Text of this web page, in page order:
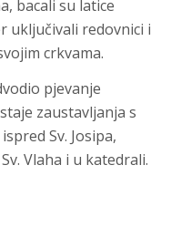
bacali su latice
uključivali redovnici i
crkvama.
pjevanje
zaustavljanja s
Sv. Josipa,
Vlaha i u katedrali.